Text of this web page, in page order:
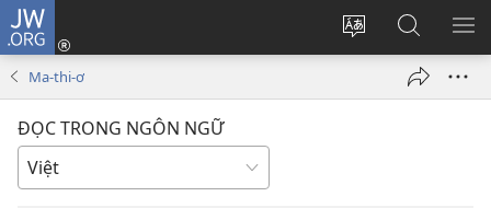
JW.ORG
Thay
Đăng
nhập
Tìm
kiếm
JW.ORG
Ma-thi-ơ
ĐỌC TRONG NGÔN NGỮ